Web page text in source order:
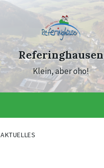
Referinghausen
Klein, aber oho!
AKTUELLES